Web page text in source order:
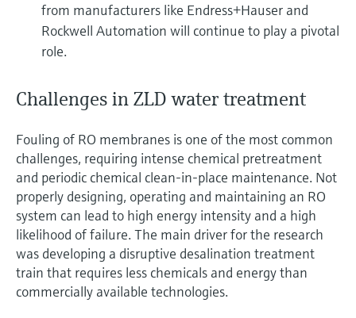
from manufacturers like Endress+Hauser and
Rockwell Automation will continue to play a pivotal
role.
Challenges in ZLD water treatment
Fouling of RO membranes is one of the most common
challenges, requiring intense chemical pretreatment
and periodic chemical clean-in-place maintenance. Not
properly designing, operating and maintaining an RO
system can lead to high energy intensity and a high
likelihood of failure. The main driver for the research
was developing a disruptive desalination treatment
train that requires less chemicals and energy than
commercially available technologies.